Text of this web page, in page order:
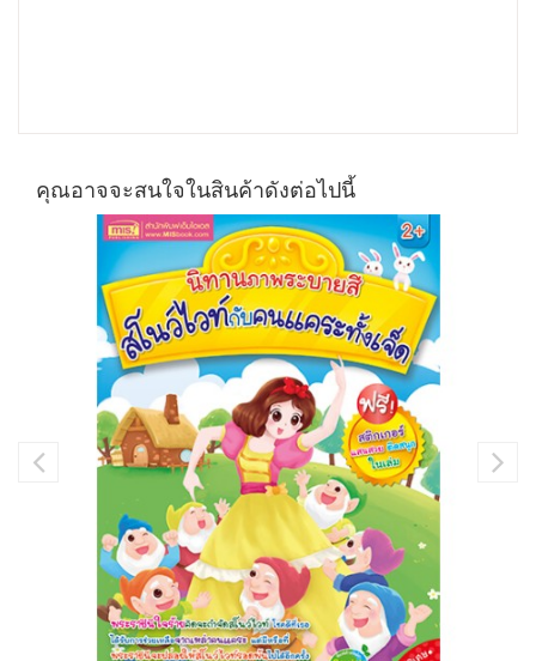
คุณอาจจะสนใจในสินค้าดังต่อไปนี้